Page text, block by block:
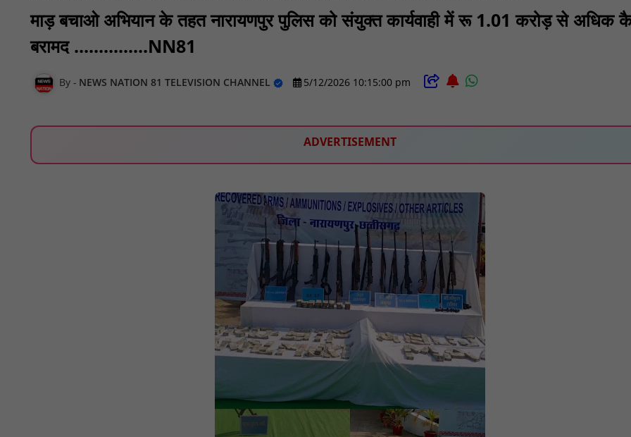
माड़ बचाओ अभियान के तहत नारायणपुर पुलिस को संयुक्त कार्यवाही में रू 1.01 करोड़ से अधिक
बरामद ...............NN81
NEWS NATION 81 TELEVISION CHANNEL 5/12/2026 10:15:00 pm
ADVERTISEMENT